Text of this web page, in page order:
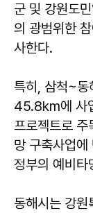
군 및 강원도
의 광범위한
사한다.
특히, 삼척~동
45.8km에 사
프로젝트로
망 구축사업
정부의 예비타
동해시는 강